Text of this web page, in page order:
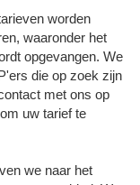
worden
waaronder het
opgevangen. We
die op zoek zijn
met ons op
uw tarief te
we naar het